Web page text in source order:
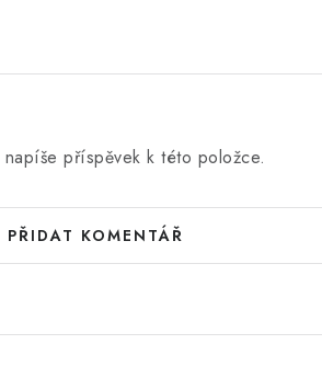
příspěvek k této položce.
PŘIDAT KOMENTÁŘ